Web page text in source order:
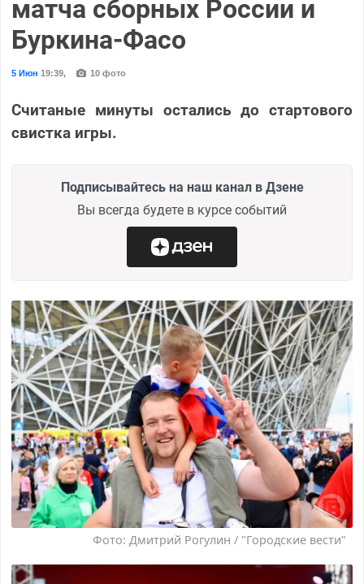
матча сборных России и
Буркина-Фасо
5 Июн 19:39, 10 фото
Считаные минуты остались до стартового
свистка игры.
Подписывайтесь на наш канал в Дзене
Вы всегда будете в курсе событий
Фото: Дмитрий Рогулин / "Городские вести"